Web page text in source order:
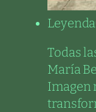
Todas
María
Imagen